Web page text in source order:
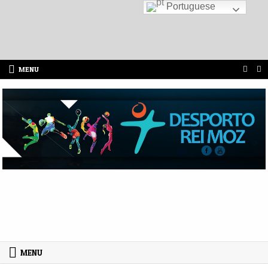
Skip to content
MENU
MENU
Portuguese